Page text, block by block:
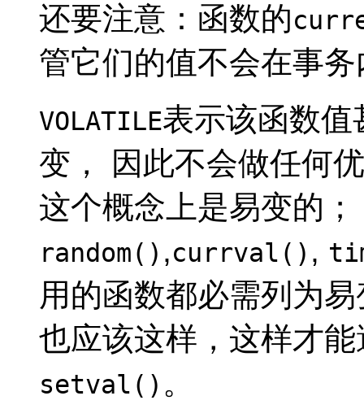
还要注意：函数的
管它们的值不会在事
VOLATILE表示该函数
变， 因此不会做任何
这个概念上是易变的
random() ,currval() ,
用的函数都必需列为
也应该这样，这样才
setval() 。